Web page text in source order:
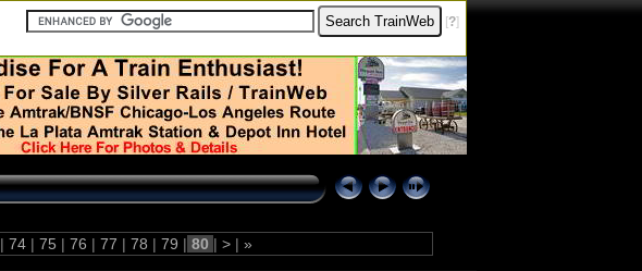
[?]
| 74 | 75 | 76 | 77 | 78 | 79 | 80 | > | »